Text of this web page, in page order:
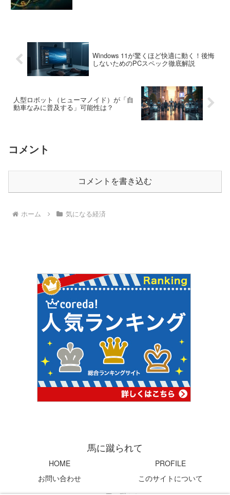
Windows 11が驚くほど快適に動く！後悔
しないためのPCスペック徹底解説
人型ロボット（ヒューマノイド）が「自
動車なみに普及する」可能性は？
コメント
コメントを書き込む
ホーム 気になる経済
馬に蹴られて
HOME
PROFILE
お問い合わせ
このサイトについて